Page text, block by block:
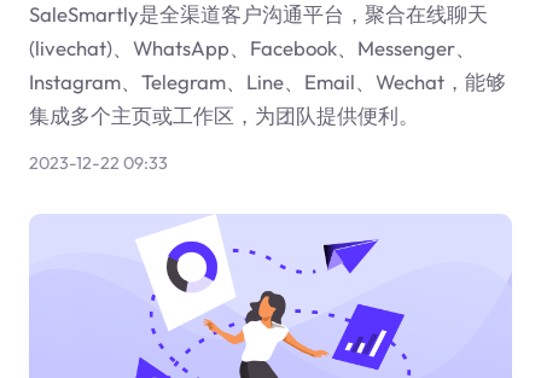
SaleSmartly是全渠道客户沟通平台，聚合在线聊天
(livechat)、WhatsApp、Facebook、Messenger、
Instagram、Telegram、Line、Email、Wechat，能够
集成多个主页或工作区，为团队提供便利。
2023-12-22 09:33